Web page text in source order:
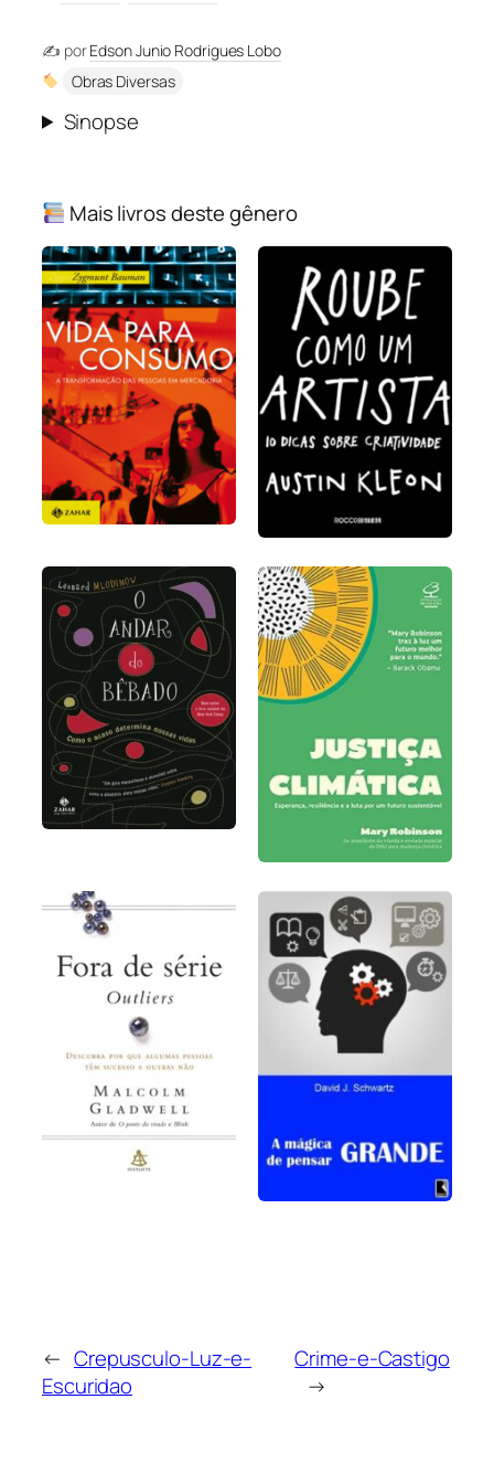
✍️ porEdson Junio Rodrigues Lobo
Obras Diversas
Sinopse
Mais livros deste gênero
← Crepusculo-Luz-e-
Escuridao
Crime-e-Castigo
→